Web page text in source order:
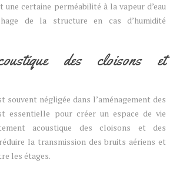
certaine perméabilité à la vapeur d’eau
de la structure en cas d’humidité
des cloisons et
souvent négligée dans l’aménagement des
essentielle pour créer un espace de vie
acoustique des cloisons et des
la transmission des bruits aériens et
les étages.